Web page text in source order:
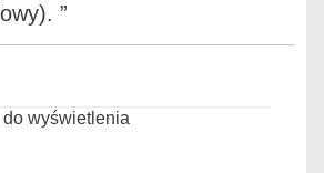
”
wyświetlenia